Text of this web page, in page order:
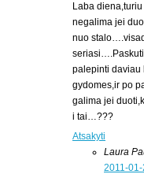
Laba
negalima jei
nuo
palepinti daviau
gydomes,ir po
galima jei
i tai…???
Atsakyti
Laura
2011-